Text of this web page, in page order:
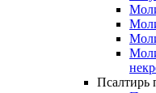
Псалтирь